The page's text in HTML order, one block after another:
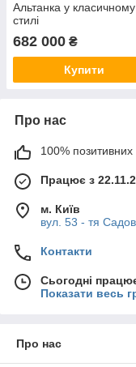
Альтанка у класичному
стилі
682 000 ₴
Купити
Про нас
100% позитивних
Працює з
м. Київ
вул. 53 - тя
Контакти
Сьогодні
Показати весь
Про нас